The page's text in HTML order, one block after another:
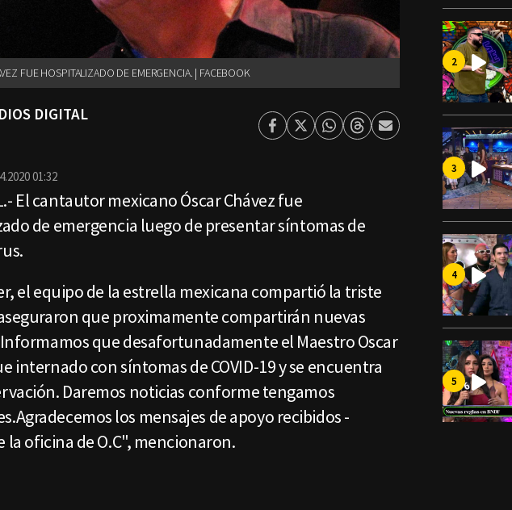
FUE HOSPITALIZADO DE EMERGENCIA. | FACEBOOK
DIGITAL
Facebook
TwitterWhatsapp
ThreadsEnviar
01:32
El cantautor mexicano Óscar Chávez fue
de emergencia luego de presentar síntomas de
el equipo de la estrella mexicana compartió la triste
que proximamente compartirán nuevas
que desafortunadamente el Maestro Oscar
internado con síntomas de COVID-19 y se encuentra
Daremos noticias conforme tengamos
los mensajes de apoyo recibidos -
la oficina de O.C", mencionaron.